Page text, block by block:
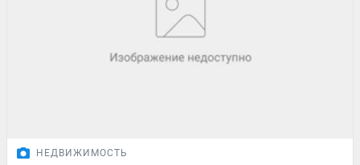
НЕДВИЖИМОСТЬ